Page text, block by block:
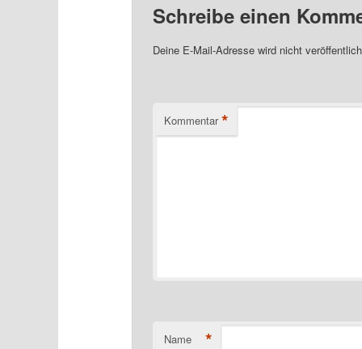
Schreibe einen
Deine E-Mail-Adresse wird nicht
Kommentar *
Name *